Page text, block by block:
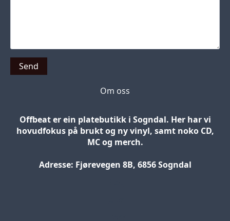
Send
Om oss
Offbeat er ein platebutikk i Sogndal. Her har vi
hovudfokus på brukt og ny vinyl, samt noko CD,
MC og merch.
Adresse: Fjørevegen 8B, 6856 Sogndal